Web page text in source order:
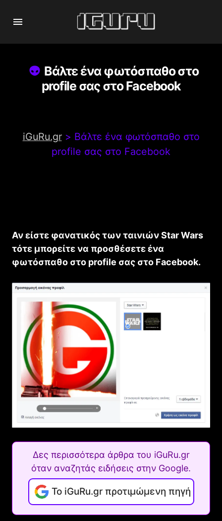
Βάλτε ένα φωτόσπαθο στο
profile σας στο Facebook
iGuRu.gr> Βάλτε ένα φωτόσπαθο στο
profile σας στο Facebook
Αν είστε φανατικός των ταινιών Star Wars
τότε μπορείτε να προσθέσετε ένα
φωτόσπαθο στο profile σας στο Facebook.
Δες περισσότερα άρθρα του iGuRu.gr
όταν αναζητάς ειδήσεις στην Google.
Το iGuRu.gr προτιμώμενη πηγή